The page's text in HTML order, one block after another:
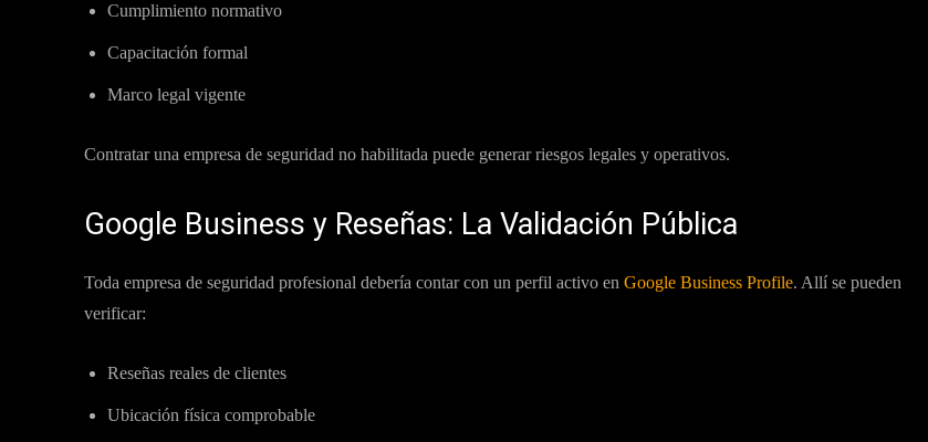
Cumplimiento normativo
Capacitación formal
Marco legal vigente
Contratar una empresa de seguridad no habilitada puede generar riesgos legales y operativos.
Google Business y Reseñas: La Validación Pública
Toda empresa de seguridad profesional debería contar con un perfil activo en Google Business Profile. Allí se pueden
verificar:
Reseñas reales de clientes
Ubicación física comprobable